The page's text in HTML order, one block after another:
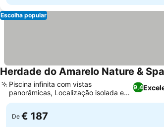
Escolha popular
Herdade do Amarelo Nature & Spa
9,4
Piscina infinita com vistas
panorâmicas, Localização isolada em
parque natural
De € 187